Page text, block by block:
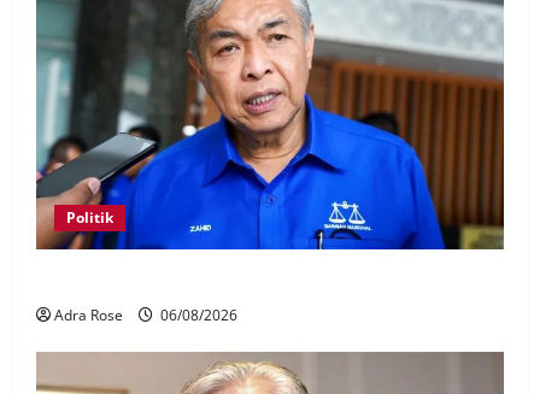
Politik
Adra Rose 06/08/2026